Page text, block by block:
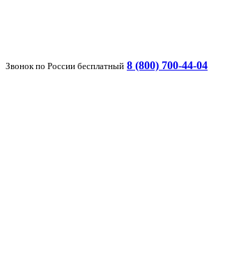
Звонок по России бесплатный 8 (800) 700-44-04